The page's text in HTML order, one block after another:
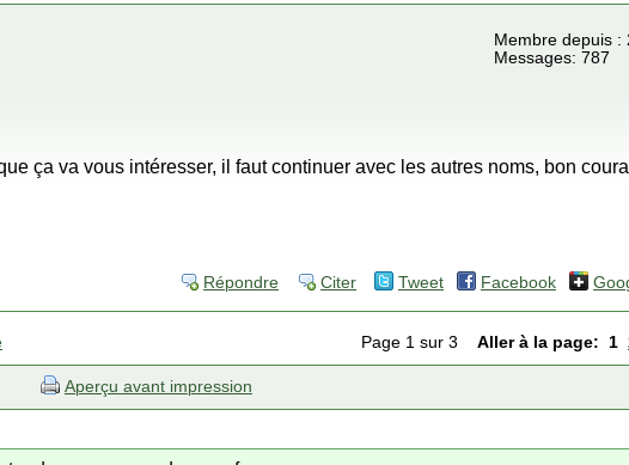
Membre depuis :
Messages: 787
ça va vous intéresser, il faut continuer avec les autres noms, bon
Répondre Citer Tweet Facebook
Page 1 sur 3 Aller à la page: 1
Aperçu avant impression